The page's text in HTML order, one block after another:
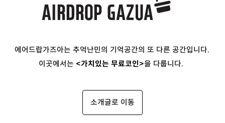
에어드랍가즈아는 추억난민의 기억공간의 또 다른 공간입니다.
이곳에서는 <가치있는 무료코인>을 다룹니다.
소개글로 이동